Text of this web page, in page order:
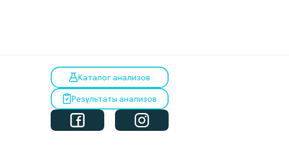
Каталог анализов
Результаты анализов